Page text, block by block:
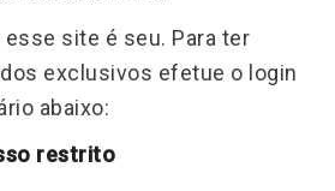
site é seu. Para ter
exclusivos efetue o login
abaixo:
restrito